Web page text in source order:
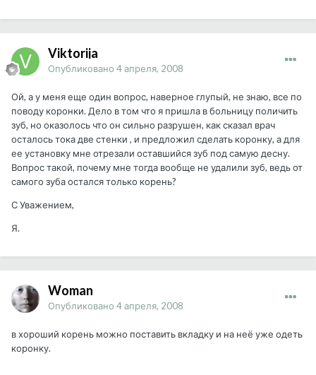
Viktorija
Опубликовано 4 апреля, 2008
Ой, а у меня еще один вопрос, наверное глупый, не знаю, все по
поводу коронки. Дело в том что я пришла в больницу поличить
зуб, но оказолось что он сильно разрушен, как сказал врач
осталось тока две стенки , и предложил сделать коронку, а для
ее установку мне отрезали оставшийся зуб под самую десну.
Вопрос такой, почему мне тогда вообще не удалили зуб, ведь от
самого зуба остался только корень?
С Уважением,
Я.
Woman
Опубликовано 4 апреля, 2008
в хороший корень можно поставить вкладку и на неё уже одеть
коронку.